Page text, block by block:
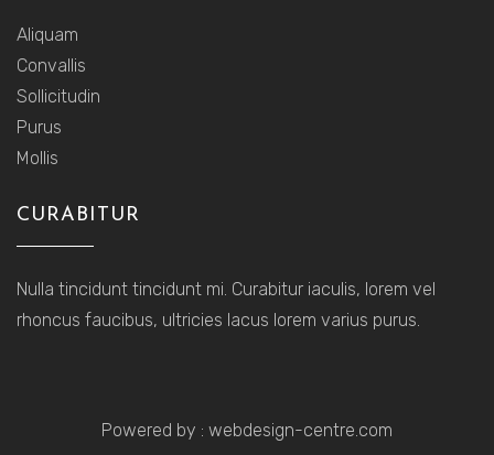
Aliquam
Convallis
Sollicitudin
Purus
Mollis
CURABITUR
Nulla tincidunt tincidunt mi. Curabitur iaculis, lorem vel
rhoncus faucibus, ultricies lacus lorem varius purus.
Powered by : webdesign-centre.com